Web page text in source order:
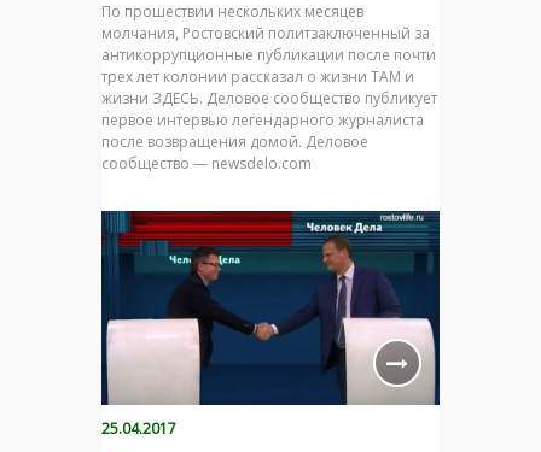
По прошествии нескольких месяцев
молчания, Ростовский политзаключенный за
антикоррупционные публикации после почти
трех лет колонии рассказал о жизни ТАМ и
жизни ЗДЕСЬ. Деловое сообщество публикует
первое интервью легендарного журналиста
после возвращения домой. Деловое
сообщество — newsdelo.com
25.04.2017